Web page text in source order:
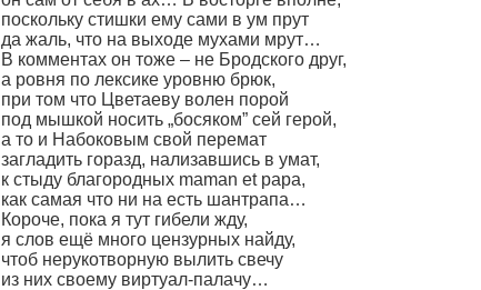
поскольку стишки ему сами в ум прут
да жаль, что на выходе мухами мрут…
В комментах он тоже – не Бродского друг,
а ровня по лексике уровню брюк,
при том что Цветаеву волен порой
под мышкой носить „босяком” сей герой,
а то и Набоковым свой перемат
загладить горазд, нализавшись в умат,
к стыду благородных maman et papa,
как самая что ни на есть шантрапа…
Короче, пока я тут гибели жду,
я слов ещё много цензурных найду,
чтоб нерукотворную вылить свечу
из них своему виртуал-палачу…